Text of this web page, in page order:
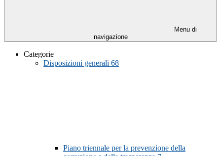
Menu di
navigazione
Categorie
Disposizioni generali 68
Piano triennale per la prevenzione della